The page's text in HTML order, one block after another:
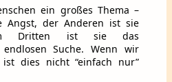
ein großes Thema –
Angst, der Anderen ist sie
Dritten ist sie das
Suche. Wenn wir
dies nicht “einfach nur”